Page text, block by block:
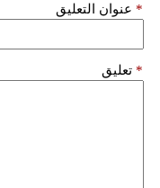
عنوان التعليق *
تعليق *